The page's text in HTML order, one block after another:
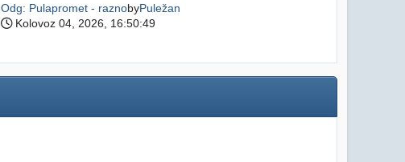
Odg: Pulapromet - raznobyPuležan
Kolovoz 04, 2026, 16:50:49